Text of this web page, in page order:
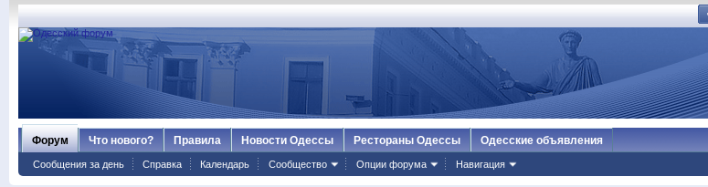
Форум
Сообщения за день Справка Календарь Сообщество Опции форума Навигация
Что нового? Правила Новости Одессы Рестораны Одессы Одесские объявления